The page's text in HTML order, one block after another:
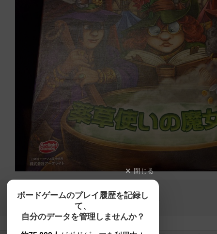
閉じる
ボードゲームのプレイ履歴を記録し
て、
自分のデータを管理しませんか？
【ボドゲーマ】ボードゲームの総合情報サイト